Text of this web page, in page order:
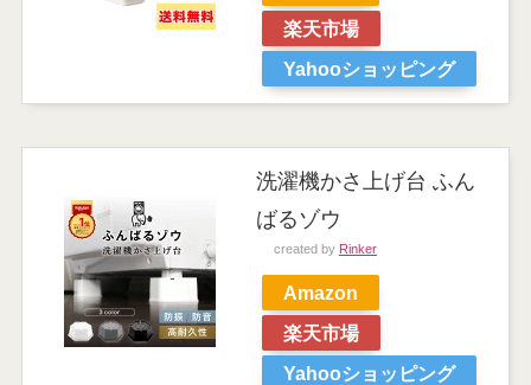
楽天市場
Yahooショッピング
洗濯機かさ上げ台 ふん
ばるゾウ
created by Rinker
Amazon
楽天市場
Yahooショッピング